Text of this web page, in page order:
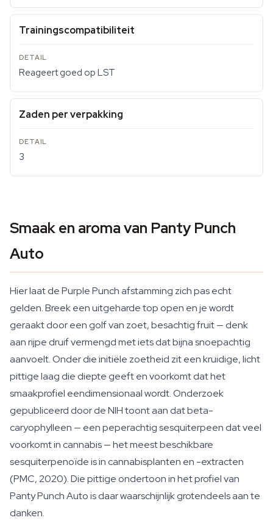
Trainingscompatibiliteit
Reageert goed op LST
Zaden per verpakking
3
Smaak en aroma van Panty Punch
Auto
Hier laat de Purple Punch afstamming zich pas echt
gelden. Breek een uitgeharde top open en je wordt
geraakt door een golf van zoet, besachtig fruit — denk
aan rijpe druif vermengd met iets dat bijna snoepachtig
aanvoelt. Onder die initiële zoetheid zit een kruidige, licht
pittige laag die diepte geeft en voorkomt dat het
smaakprofiel eendimensionaal wordt. Onderzoek
gepubliceerd door de NIH toont aan dat beta-
caryophylleen — een peperachtig sesquiterpeen dat veel
voorkomt in cannabis — het meest beschikbare
sesquiterpenoïde is in cannabisplanten en -extracten
(PMC, 2020). Die pittige ondertoon in het profiel van
Panty Punch Auto is daar waarschijnlijk grotendeels aan te
danken.